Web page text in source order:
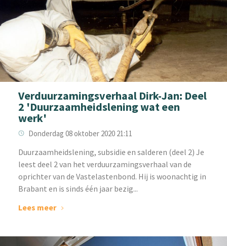
Verduurzamingsverhaal Dirk-Jan: Deel
2 'Duurzaamheidslening wat een
werk'
Donderdag 08 oktober 2020 21:11
Duurzaamheidslening, subsidie en salderen (deel 2) Je
leest deel 2 van het verduurzamingsverhaal van de
oprichter van de Vastelastenbond. Hij is woonachtig in
Brabant en is sinds één jaar bezig...
Lees meer